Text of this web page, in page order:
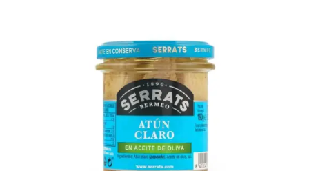
DETALLES